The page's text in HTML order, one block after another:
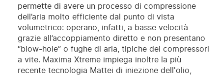
permette di avere un processo di compressione
dell’aria molto efficiente dal punto di vista
volumetrico: operano, infatti, a basse velocità
grazie all’accoppiamento diretto e non presentano
“blow-hole” o fughe di aria, tipiche dei compressori
a vite. Maxima Xtreme impiega inoltre la più
recente tecnologia Mattei di iniezione dell'olio,